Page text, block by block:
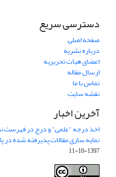
دسترسی سریع
صفحه اصلی
درباره نشریه
اعضای هیات تحریریه
ارسال مقاله
تماس با ما
نقشه سایت
آخرین اخبار
اخذ درجه "علمی" و درج در فهرست
نمایه سازی مقالات پذیرفته شده در
1397-10-11